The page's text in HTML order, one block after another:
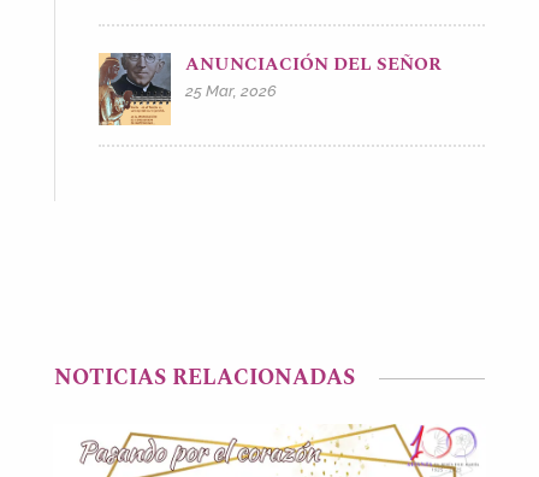
ANUNCIACIÓN DEL SEÑOR
25 Mar, 2026
NOTICIAS RELACIONADAS